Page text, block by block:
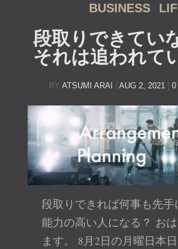
BUSINESS
段取りできてい
それは追われて
BYATSUMI ARAI |AUG 2, 2021 |0
段取りできれば何事も先手
能力の高い人になる？ お
ます。 8月2日の月曜日本